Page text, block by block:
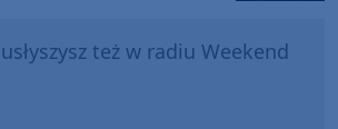
też w radiu Weekend